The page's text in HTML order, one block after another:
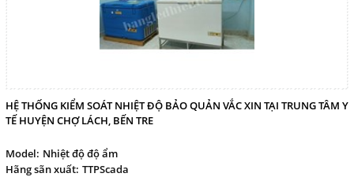
HỆ THỐNG KIỂM SOÁT NHIỆT ĐỘ BẢO QUẢN VẮC XIN TẠI TRUNG TÂM Y
TẾ HUYỆN CHỢ LÁCH, BẾN TRE
Model: Nhiệt độ độ ẩm
Hãng sãn xuất: TTPScada